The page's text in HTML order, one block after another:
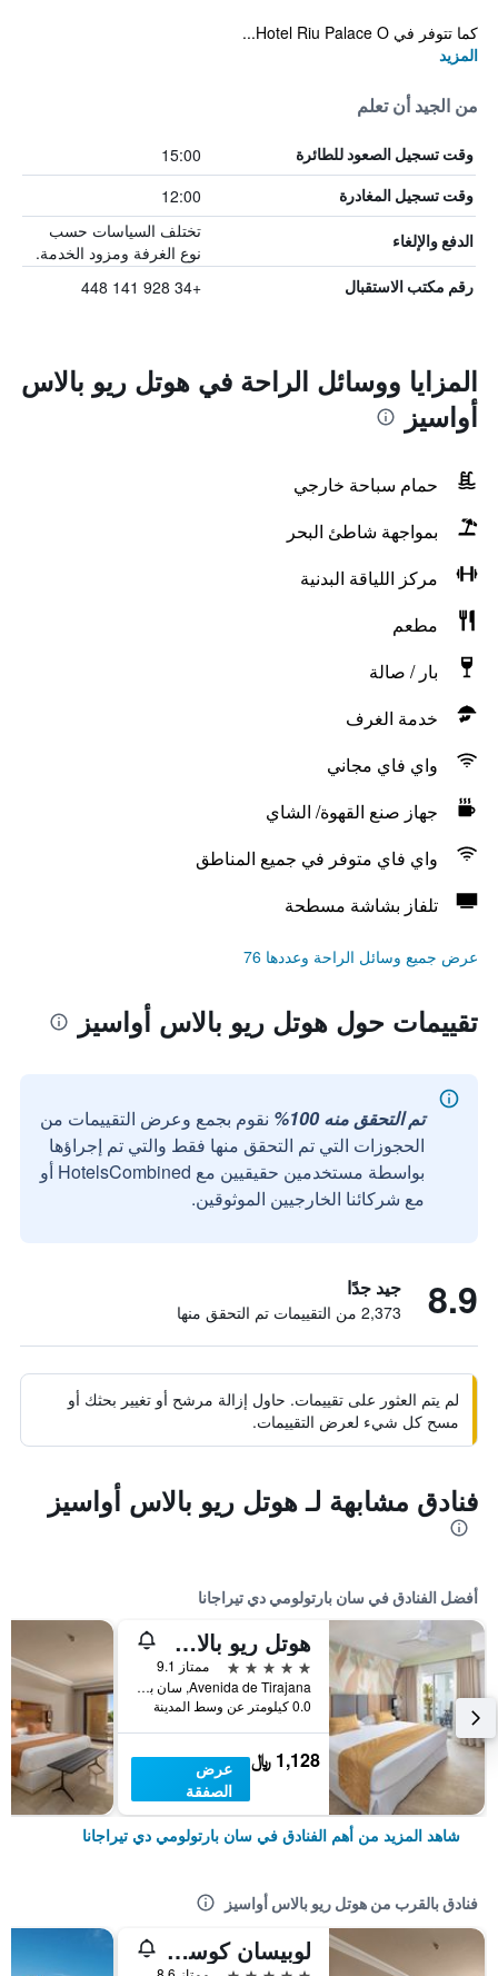
كما تتوفر في Hotel Riu Palace O...
المزيد
من الجيد أن تعلم
وقت تسجيل الصعود للطائرة 15:00
وقت تسجيل المغادرة 12:00
الدفع والإلغاء
تختلف السياسات حسب
نوع الغرفة ومزود الخدمة.
رقم مكتب الاستقبال +34 928 141 448
المزايا ووسائل الراحة في هوتل ريو بالاس
أواسيز
حمام سباحة خارجي
بمواجهة شاطئ البحر
مركز اللياقة البدنية
مطعم
بار / صالة
خدمة الغرف
واي فاي مجاني
جهاز صنع القهوة/ الشاي
واي فاي متوفر في جميع المناطق
تلفاز بشاشة مسطحة
عرض جميع وسائل الراحة وعددها 76
تقييمات حول هوتل ريو بالاس أواسيز
تم التحقق منه 100%
نقوم بجمع وعرض التقييمات من
الحجوزات التي تم التحقق منها فقط والتي تم إجراؤها
بواسطة مستخدمين حقيقيين مع HotelsCombined أو
مع شركائنا الخارجيين الموثوقين.
8.9 جيد جدًا
2,373 من التقييمات تم التحقق منها
لم يتم العثور على تقييمات. حاول إزالة مرشح أو تغيير بحثك أو
مسح كل شيء لعرض التقييمات.
فنادق مشابهة لـ هوتل ريو بالاس أواسيز
أفضل الفنادق في سان بارتولومي دي تيراجانا
هوتل ريو بالاس ماسبالوماس - للبالغين فقط
5 نجوم
ممتاز 9.1
Avenida de Tirajana, سان بارتولومي دي تيراجانا, كناريا الكبرى, أسبانيا
0.0 كيلومتر عن وسط المدينة
1,128 ﷼
عرض
الصفقة
شاهد المزيد من أهم الفنادق في سان بارتولومي دي تيراجانا
فنادق بالقرب من هوتل ريو بالاس أواسيز
لوبيسان كوستا ميلونيراس ريزورت آند سبا